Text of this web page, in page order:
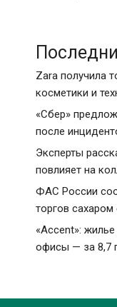
Zara получила
косметики и
«Сбер»
после
Эксперты
повлияет на
ФАС России
торгов сахаром
«Accent»:
офисы — за 8,7